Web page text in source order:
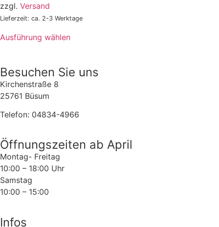
zzgl. Versand
Lieferzeit: ca. 2-3 Werktage
Ausführung wählen
Besuchen Sie uns
Kirchenstraße 8
25761 Büsum
Telefon: 04834-4966
Öffnungszeiten ab April
Montag- Freitag
10:00 – 18:00 Uhr
Samstag
10:00 – 15:00
Infos